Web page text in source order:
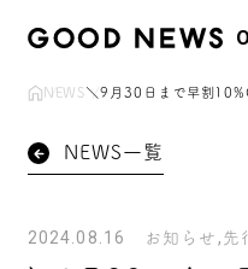
NEWS＼9月30日まで早割
NEWS一覧
2024.08.16 お知らせ 先